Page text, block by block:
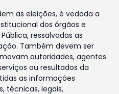
as eleições, é vedada a
dos órgãos e
ressalvadas as
Também devem ser
autoridades, agentes
ou resultados da
as informações
técnicas, legais,